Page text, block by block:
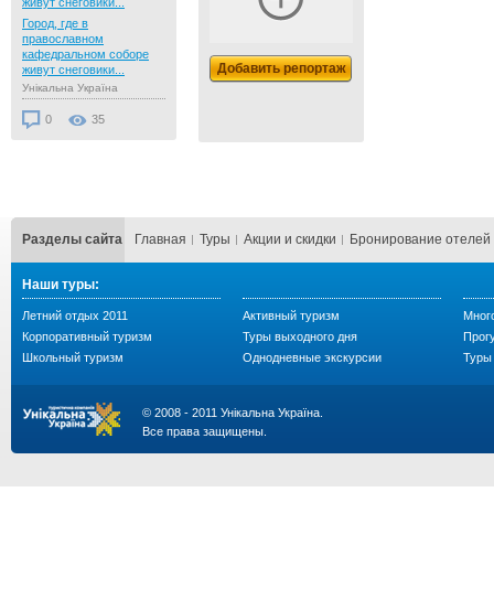
Город, где в
православном
кафедральном соборе
живут снеговики...
Унікальна Україна
0 35
Добавить репортаж
Разделы сайта Главная Туры Акции и скидки Бронирование отелей
Наши туры:
Летний отдых 2011
Корпоративный туризм
Школьный туризм
Активный туризм
Туры выходного дня
Однодневные экскурсии
Туры
© 2008 - 2011 Унікальна Україна.
Все права защищены.